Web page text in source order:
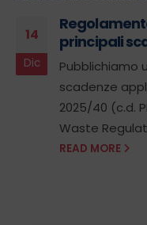
14
Dic
principali
Pubblichiamo
scadenze
2025/40 (c.d.
Waste
READ MORE